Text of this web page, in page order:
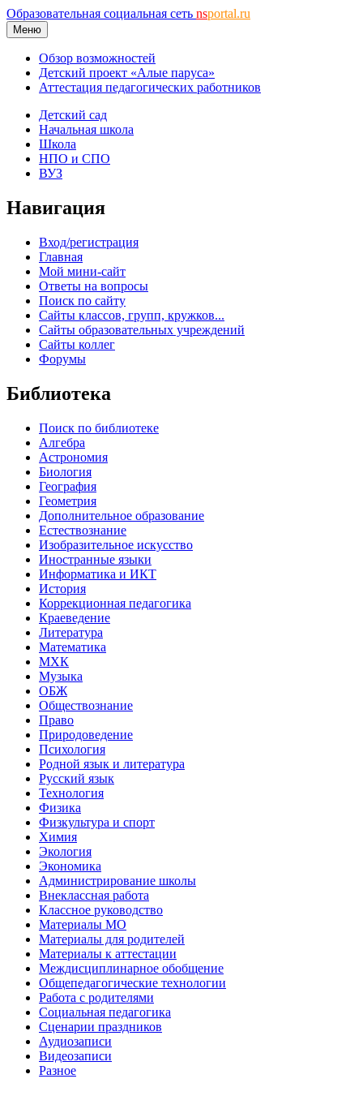
Образовательная социальная сеть nsportal.ru
Меню
Обзор возможностей
Детский проект «Алые паруса»
Аттестация педагогических работников
Детский сад
Начальная школа
Школа
НПО и СПО
ВУЗ
Навигация
Вход/регистрация
Главная
Мой мини-сайт
Ответы на вопросы
Поиск по сайту
Сайты классов, групп, кружков...
Сайты образовательных учреждений
Сайты коллег
Форумы
Библиотека
Поиск по библиотеке
Алгебра
Астрономия
Биология
География
Геометрия
Дополнительное образование
Естествознание
Изобразительное искусство
Иностранные языки
Информатика и ИКТ
История
Коррекционная педагогика
Краеведение
Литература
Математика
МХК
Музыка
ОБЖ
Обществознание
Право
Природоведение
Психология
Родной язык и литература
Русский язык
Технология
Физика
Физкультура и спорт
Химия
Экология
Экономика
Администрирование школы
Внеклассная работа
Классное руководство
Материалы МО
Материалы для родителей
Материалы к аттестации
Междисциплинарное обобщение
Общепедагогические технологии
Работа с родителями
Социальная педагогика
Сценарии праздников
Аудиозаписи
Видеозаписи
Разное